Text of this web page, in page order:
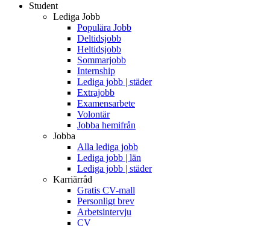
Student
Lediga Jobb
Populära Jobb
Deltidsjobb
Heltidsjobb
Sommarjobb
Internship
Lediga jobb | städer
Extrajobb
Examensarbete
Volontär
Jobba hemifrån
Jobba
Alla lediga jobb
Lediga jobb | län
Lediga jobb | städer
Karriärråd
Gratis CV-mall
Personligt brev
Arbetsintervju
CV